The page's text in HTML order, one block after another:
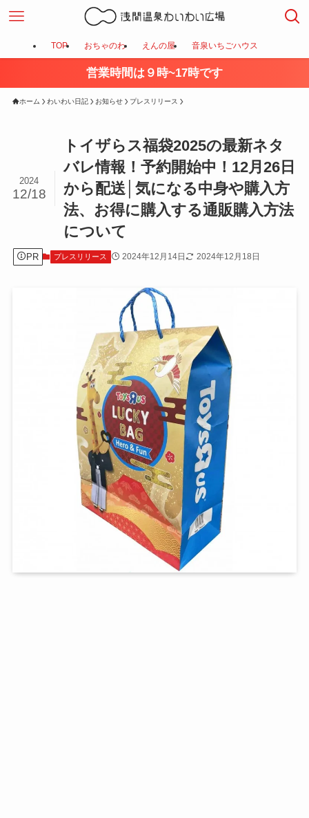
TOP おちゃのわ えんの屋 音泉いちごハウス
営業時間は９時~17時です
ホーム わいわい日記 お知らせ プレスリリース
トイザらス福袋2025の最新ネタ
バレ情報！予約開始中！12月26日
から配送│気になる中身や購入方
法、お得に購入する通販購入方法
について
2024
12/18
PR プレスリリース 2024年12月14日 2024年12月18日